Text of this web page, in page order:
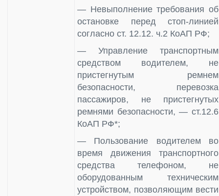
— Невыполнение требования об
остановке перед стоп-линией
согласно ст. 12.12. ч.2 КоАП РФ;
— Управление транспортным
средством водителем, не
пристегнутым ремнем
безопасности, перевозка
пассажиров, не пристегнутых
ремнями безопасности, — ст.12.6
КоАП РФ*;
— Пользование водителем во
время движения транспортного
средства телефоном, не
оборудованным техническим
устройством, позволяющим вести